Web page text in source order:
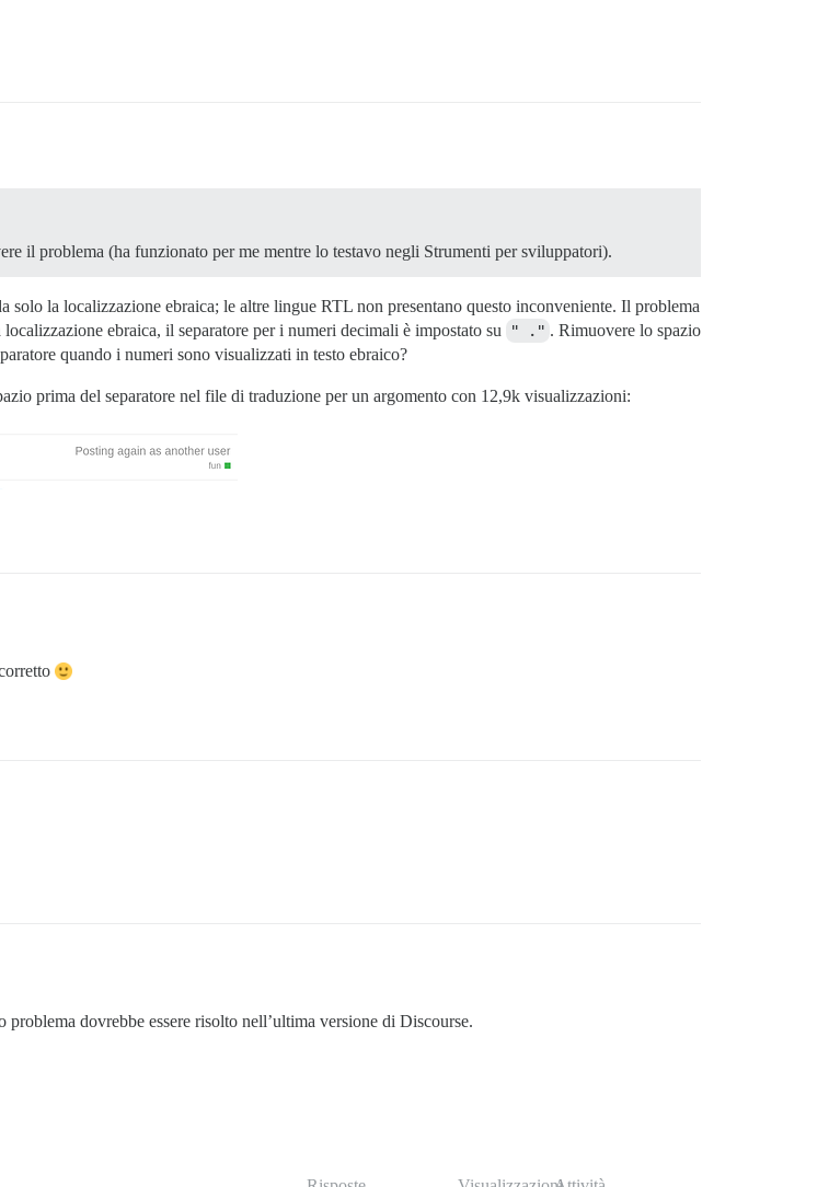
il problema (ha funzionato per me mentre lo testavo negli Strumenti per sviluppatori).
la localizzazione ebraica; le altre lingue RTL non presentano questo inconveniente. Il problema
ebraica, il separatore per i numeri decimali è impostato su
" ." . Rimuovere lo spazio
quando i numeri sono visualizzati in testo ebraico?
prima del separatore nel file di traduzione per un argomento con 12,9k visualizzazioni:
dovrebbe essere risolto nell’ultima versione di Discourse.